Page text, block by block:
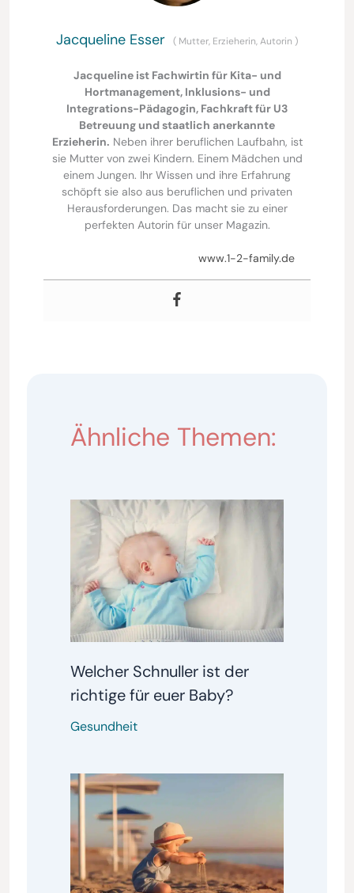
Jacqueline Esser ( Mutter, Erzieherin, Autorin )
Jacqueline ist Fachwirtin für Kita- und
Hortmanagement, Inklusions- und
Integrations-Pädagogin, Fachkraft für U3
Betreuung und staatlich anerkannte
Erzieherin. Neben ihrer beruflichen Laufbahn, ist
sie Mutter von zwei Kindern. Einem Mädchen und
einem Jungen. Ihr Wissen und ihre Erfahrung
schöpft sie also aus beruflichen und privaten
Herausforderungen. Das macht sie zu einer
perfekten Autorin für unser Magazin.
www.1-2-family.de
Ähnliche Themen:
Welcher Schnuller ist der
richtige für euer Baby?
Gesundheit